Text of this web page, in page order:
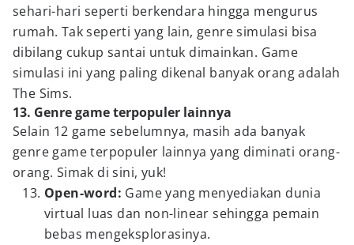
sehari-hari seperti berkendara hingga mengurus
rumah. Tak seperti yang lain, genre simulasi bisa
dibilang cukup santai untuk dimainkan. Game
simulasi ini yang paling dikenal banyak orang adalah
The Sims.
13. Genre game terpopuler lainnya
Selain 12 game sebelumnya, masih ada banyak
genre game terpopuler lainnya yang diminati orang-
orang. Simak di sini, yuk!
Open-word: Game yang menyediakan dunia
virtual luas dan non-linear sehingga pemain
bebas mengeksplorasinya.